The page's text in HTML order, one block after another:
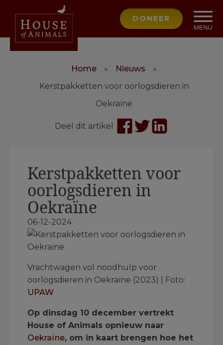
DONEER
Home » Nieuws
»
Kerstpakketten voor oorlogsdieren in
Oekraïne
Deel dit artikel
Kerstpakketten voor
oorlogsdieren in
Oekraïne
06-12-2024
Vrachtwagen vol noodhulp voor
oorlogsdieren in Oekraïne (2023) | Foto:
UPAW
Op dinsdag 10 december vertrekt
House of Animals opnieuw naar
Oekraïne, om in kaart brengen hoe het